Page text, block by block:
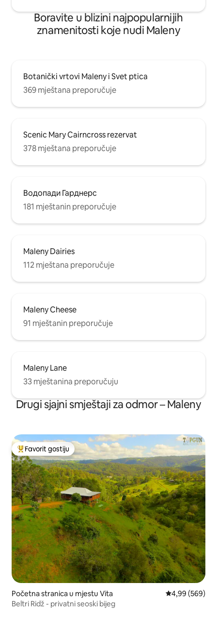
Boravite u blizini najpopularnijih
znamenitosti koje nudi Maleny
Botanički vrtovi Maleny i Svet ptica
369 mještana preporučuje
Scenic Mary Cairncross rezervat
378 mještana preporučuje
Водопади Гарднерс
181 mještanin preporučuje
Maleny Dairies
112 mještana preporučuje
Maleny Cheese
91 mještanin preporučuje
Maleny Lane
33 mještanina preporučuju
Drugi sjajni smještaji za odmor – Maleny
Glavni favorit gostiju
Favorit gostiju
Početna stranica u mjestu Vita prosječna
4,99 (569)
Beltri Ridž - privatni seoski bijeg